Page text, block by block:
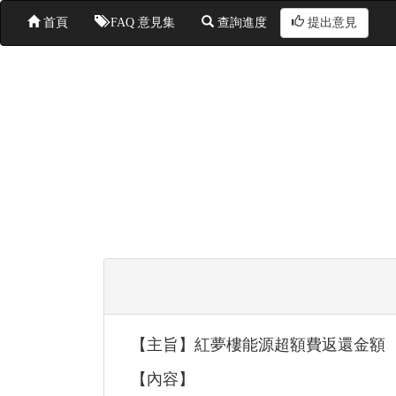
首頁 FAQ 意見集 查詢進度 提出意見
【主旨】紅夢樓能源超額費返還金額
【內容】